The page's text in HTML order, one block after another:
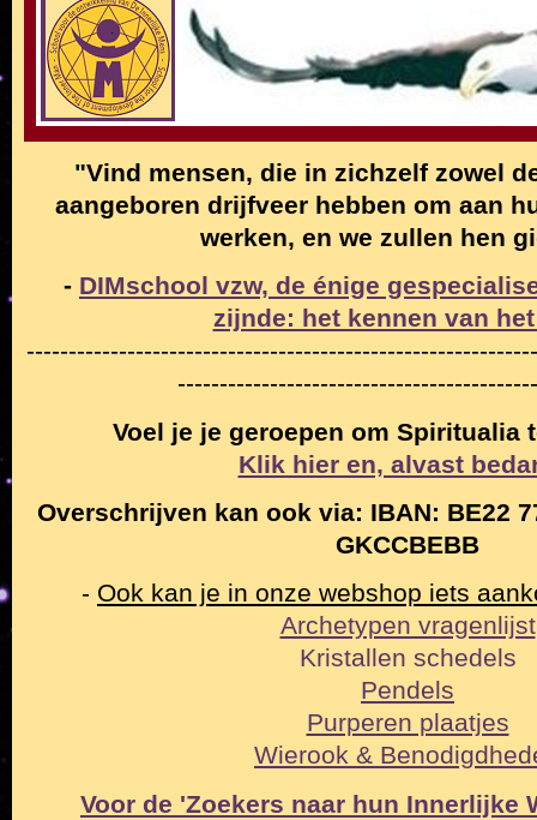
"Vind mensen, die in zichzelf zowel
aangeboren drijfveer hebben om aan
werken, en we zullen hen
- DIMschool vzw, de énige
zijnde: het kennen van
Voel je je geroepen om Spiritualia
Klik hier en, alvast
Overschrijven kan ook via: IBAN: BE22
GKCCBEBB
- Ook kan je in onze webshop iets
Archetypen vragenlijst
Kristallen schedels
Pendels
Purperen plaatjes
Wierook &
Voor de 'Zoekers naar hun Innerlijke